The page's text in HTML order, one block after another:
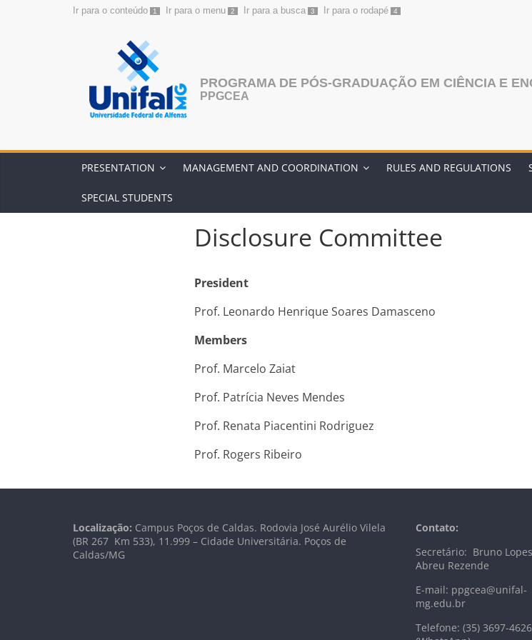
Ir para o conteúdo 1 Ir para o menu 2 Ir para a busca 3 Ir para o rodapé 4
PROGRAMA DE PÓS-GRADUAÇÃO EM CIÊNCIA E
PPGCEA
PRESENTATION MANAGEMENT AND COORDINATION RULES AND REGULATIONS
SPECIAL STUDENTS
Disclosure Committee
President
Prof. Leonardo Henrique Soares Damasceno
Members
Prof. Marcelo Zaiat
Prof. Patrícia Neves Mendes
Prof. Renata Piacentini Rodriguez
Prof. Rogers Ribeiro
Localização: Campus Poços de Caldas. Rodovia José Aurélio Vilela
(BR 267 Km 533), 11.999 – Cidade Universitária. Poços de
Caldas/MG
Contato:
Secretário: Bruno Lopes
Abreu Rezende
E-mail: ppgcea@unifal-
mg.edu.br
Telefone: (35) 3697-4626